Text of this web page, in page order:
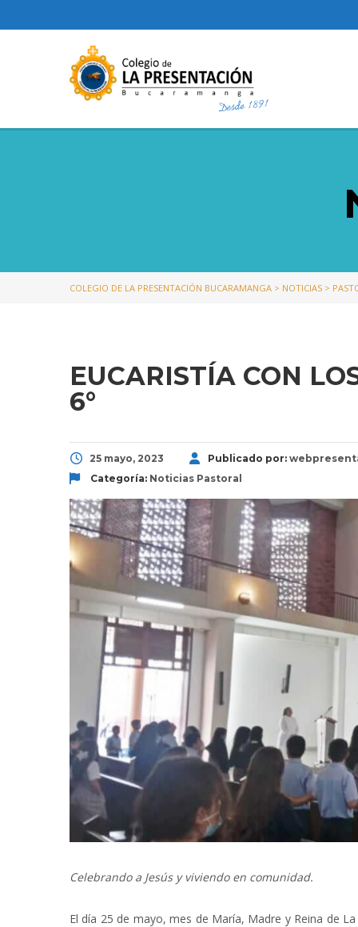
COLEGIO DE LA PRESENTACIÓN BUCARAMANGA > NOTICIAS >
EUCARISTÍA CON
6°
25 mayo, 2023 Publicado por:
Categoría: Noticias Pastoral
Celebrando a Jesús y viviendo en comunidad.
El día 25 de mayo, mes de María, Madre y Reina de